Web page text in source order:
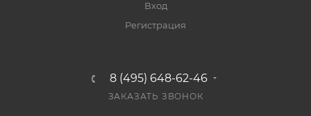
Вход
Регистрация
8 (495) 648-62-46
ЗАКАЗАТЬ ЗВОНОК